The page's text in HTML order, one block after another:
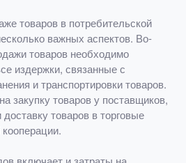
товаров в потребительской
важных аспектов. Во-
товаров необходимо
издержки, связанные с
и транспортировки товаров.
закупку товаров у поставщиков,
товаров в торговые